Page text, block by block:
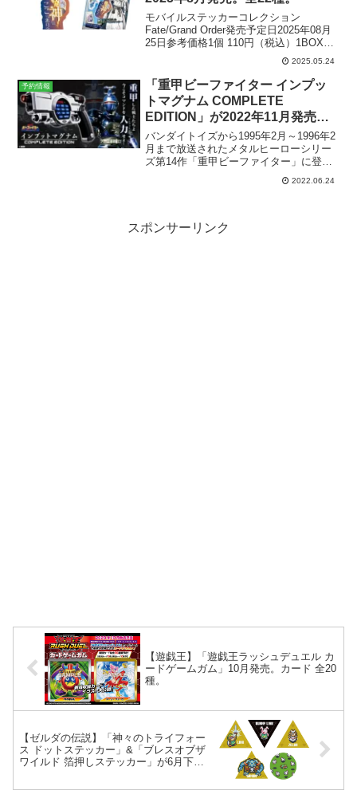
モバイルステッカーコレクション
Fate/Grand Order発売予定日2025年08月
25日参考価格1個 110円（税込）1BOX
（20個入） 2,200円（税込）ラインナッ
プダイカットステッカー 全22種メーカー
バンダイ〉楽天市場で...
2025.05.24
予約情報
「重甲ビーファイター インプッ
トマグナム COMPLETE
EDITION」が2022年11月発売。
予約受付開始。
バンダイトイズから1995年2月～1996年2
月まで放送されたメタルヒーローシリー
ズ第14作「重甲ビーファイター」に登場
する武器アイテム「インプットマグナ
ム」のコンプリート版となる『インプッ
2022.06.24
スポンサーリンク
【遊戯王】「遊戯王ラッシュデュエル カ
ードゲームガム」10月発売。カード 全20
種。
【ゼルダの伝説】「神々のトライフォー
ス ドットステッカー」&「ブレスオブザ
ワイルド 箔押しステッカー」が6月下旬